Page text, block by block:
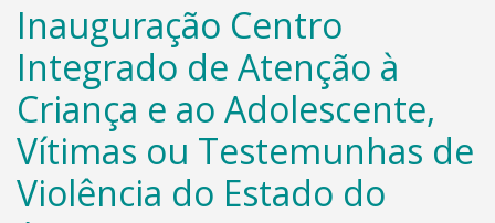
Inauguração Centro
Integrado de Atenção à
Criança e ao Adolescente,
Vítimas ou Testemunhas de
Violência do Estado do